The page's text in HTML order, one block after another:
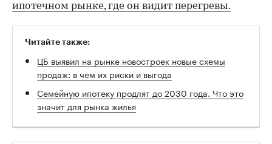
ипотечном рынке, где он видит перегревы.
Читайте также:
ЦБ выявил на рынке новостроек новые схемы
продаж: в чем их риски и выгода
Семейную ипотеку продлят до 2030 года. Что это
значит для рынка жилья